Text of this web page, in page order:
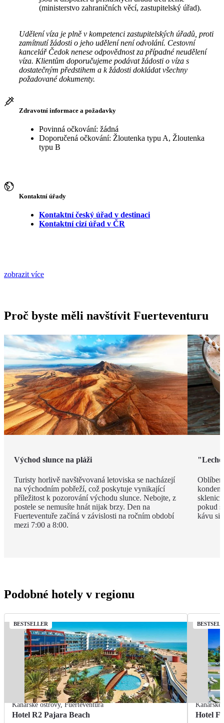
(ministerstvo zahraničních věcí, zastupitelský úřad).
Udělení víza je plně v kompetenci zastupitelských úřadů, proti
zamítnutí žádosti o jeho udělení není odvolání. Cestovní
kancelář Čedok nenese odpovědnost za případné neudělení
víza. Klientům doporučujeme podávat žádosti o víza s
dostatečným předstihem a k žádosti dokládat všechny
požadované dokumenty.
Zdravotní informace a požadavky
Povinná očkování: žádná
Doporučená očkování: Žloutenka typu A, Žloutenka
typu B
Kontaktní úřady
Kontaktní český úřad v destinaci
Kontaktní cizí úřad v ČR
zobrazit více
Proč byste měli navštívit Fuerteventuru
Východ slunce na pláži
Turisty horlivě navštěvovaná letoviska se nacházejí
na východním pobřeží, což poskytuje vynikající
příležitost k pozorování východu slunce. Nebojte, z
postele se nemusíte hnát nijak brzy. Den na
Fuerteventuře začíná v závislosti na ročním období
mezi 7:00 a 8:00.
pokud
kávu si
Podobné hotely v regionu
BESTSELLER
Kanárské ostrovy,Fuerteventura
Hotel R2 Pajara Beach
Kanárské
Hotel